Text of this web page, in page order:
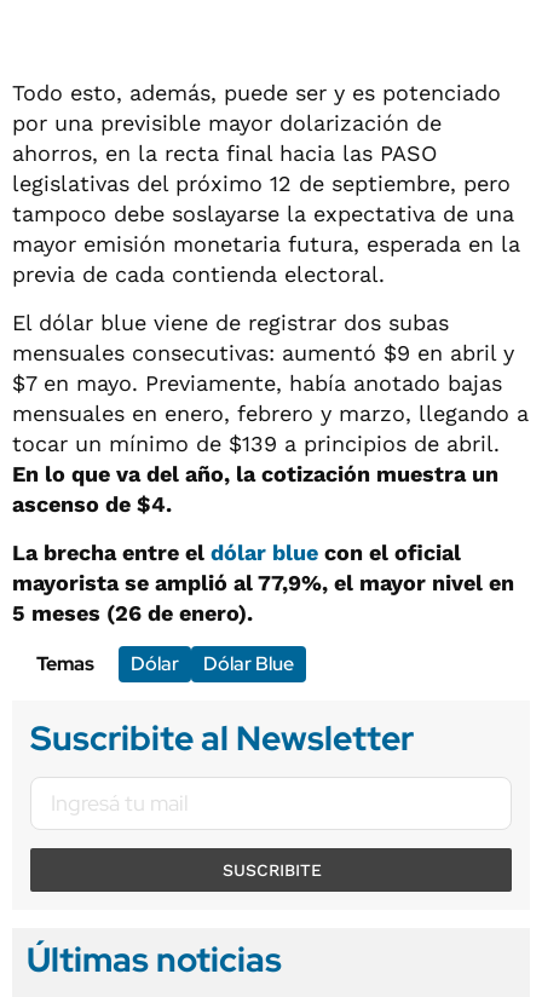
Todo esto, además, puede ser y es potenciado
por una previsible mayor dolarización de
ahorros, en la recta final hacia las PASO
legislativas del próximo 12 de septiembre, pero
tampoco debe soslayarse la expectativa de una
mayor emisión monetaria futura, esperada en la
previa de cada contienda electoral.
El dólar blue viene de registrar dos subas
mensuales consecutivas: aumentó $9 en abril y
$7 en mayo. Previamente, había anotado bajas
mensuales en enero, febrero y marzo, llegando a
tocar un mínimo de $139 a principios de abril.
En lo que va del año, la cotización muestra un
ascenso de $4.
La brecha entre el dólar blue con el oficial
mayorista se amplió al 77,9%, el mayor nivel en
5 meses (26 de enero).
Temas
Dólar Dólar Blue
Suscribite al Newsletter
SUSCRIBITE
Últimas noticias